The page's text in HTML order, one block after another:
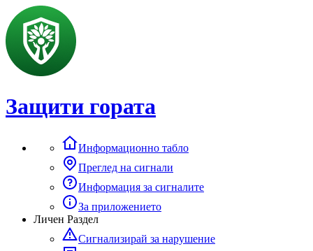
Защити гората
Информационно табло
Преглед на сигнали
Информация за сигналите
За приложението
Личен Раздел
Сигнализирай за нарушение